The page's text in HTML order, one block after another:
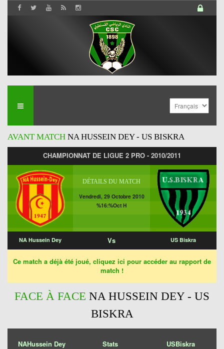
AVANT MATCH NA HUSSEIN DEY - US BISKRA
CHAMPIONNAT DE LIGUE 2 PRO - 2010/2011
DÉTAILS DU MATCH
Vendredi, 29 Octobre 2010
%16:%Oct H
NA Hussein Dey Vs US Biskra
Ce match a déjà été joué, cliquez ici pour accéder au rapport de
match !
FACE À FACE NA HUSSEIN DEY - US
BISKRA
NAHussein Dey Stats USBiskra